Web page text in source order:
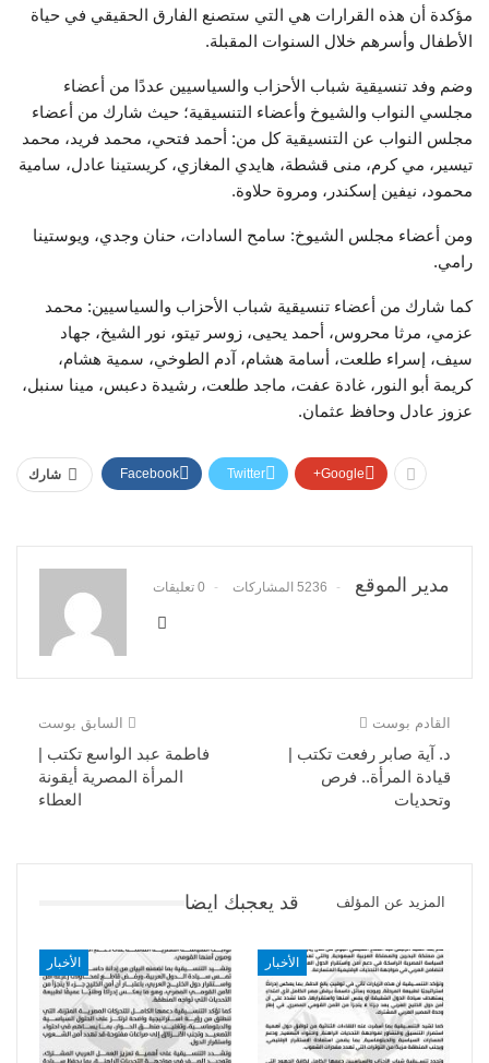
مؤكدة أن هذه القرارات هي التي ستصنع الفارق الحقيقي في حياة
الأطفال وأسرهم خلال السنوات المقبلة.
وضم وفد تنسيقية شباب الأحزاب والسياسيين عددًا من أعضاء
مجلسي النواب والشيوخ وأعضاء التنسيقية؛ حيث شارك من أعضاء
مجلس النواب عن التنسيقية كل من: أحمد فتحي، محمد فريد، محمد
تيسير، مي كرم، منى قشطة، هايدي المغازي، كريستينا عادل، سامية
محمود، نيفين إسكندر، ومروة حلاوة.
ومن أعضاء مجلس الشيوخ: سامح السادات، حنان وجدي، ويوستينا
رامي.
كما شارك من أعضاء تنسيقية شباب الأحزاب والسياسيين: محمد
عزمي، مرثا محروس، أحمد يحيى، زوسر تيتو، نور الشيخ، جهاد
سيف، إسراء طلعت، أسامة هشام، آدم الطوخي، سمية هشام،
كريمة أبو النور، غادة عفت، ماجد طلعت، رشيدة دعبس، مينا سنبل،
عزوز عادل وحافظ عثمان.
شارك Facebook Twitter Google+
مدير الموقع 5236 المشاركات 0 تعليقات
السابق بوست
فاطمة عبد الواسع تكتب |
المرأة المصرية أيقونة
العطاء
القادم بوست
د. آية صابر رفعت تكتب |
قيادة المرأة.. فرص
وتحديات
قد يعجبك ايضا المزيد عن المؤلف
الأخبار الأخبار